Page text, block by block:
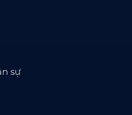
sự